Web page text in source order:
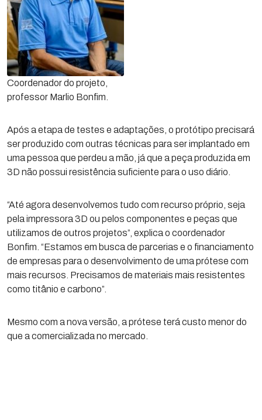
Coordenador do projeto,
professor Marlio Bonfim.
Após a etapa de testes e adaptações, o protótipo precisará
ser produzido com outras técnicas para ser implantado em
uma pessoa que perdeu a mão, já que a peça produzida em
3D não possui resistência suficiente para o uso diário.
“Até agora desenvolvemos tudo com recurso próprio, seja
pela impressora 3D ou pelos componentes e peças que
utilizamos de outros projetos”, explica o coordenador
Bonfim. “Estamos em busca de parcerias e o financiamento
de empresas para o desenvolvimento de uma prótese com
mais recursos. Precisamos de materiais mais resistentes
como titânio e carbono”.
Mesmo com a nova versão, a prótese terá custo menor do
que a comercializada no mercado.